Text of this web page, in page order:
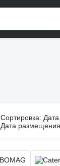
Сортировка:
Дата размещения